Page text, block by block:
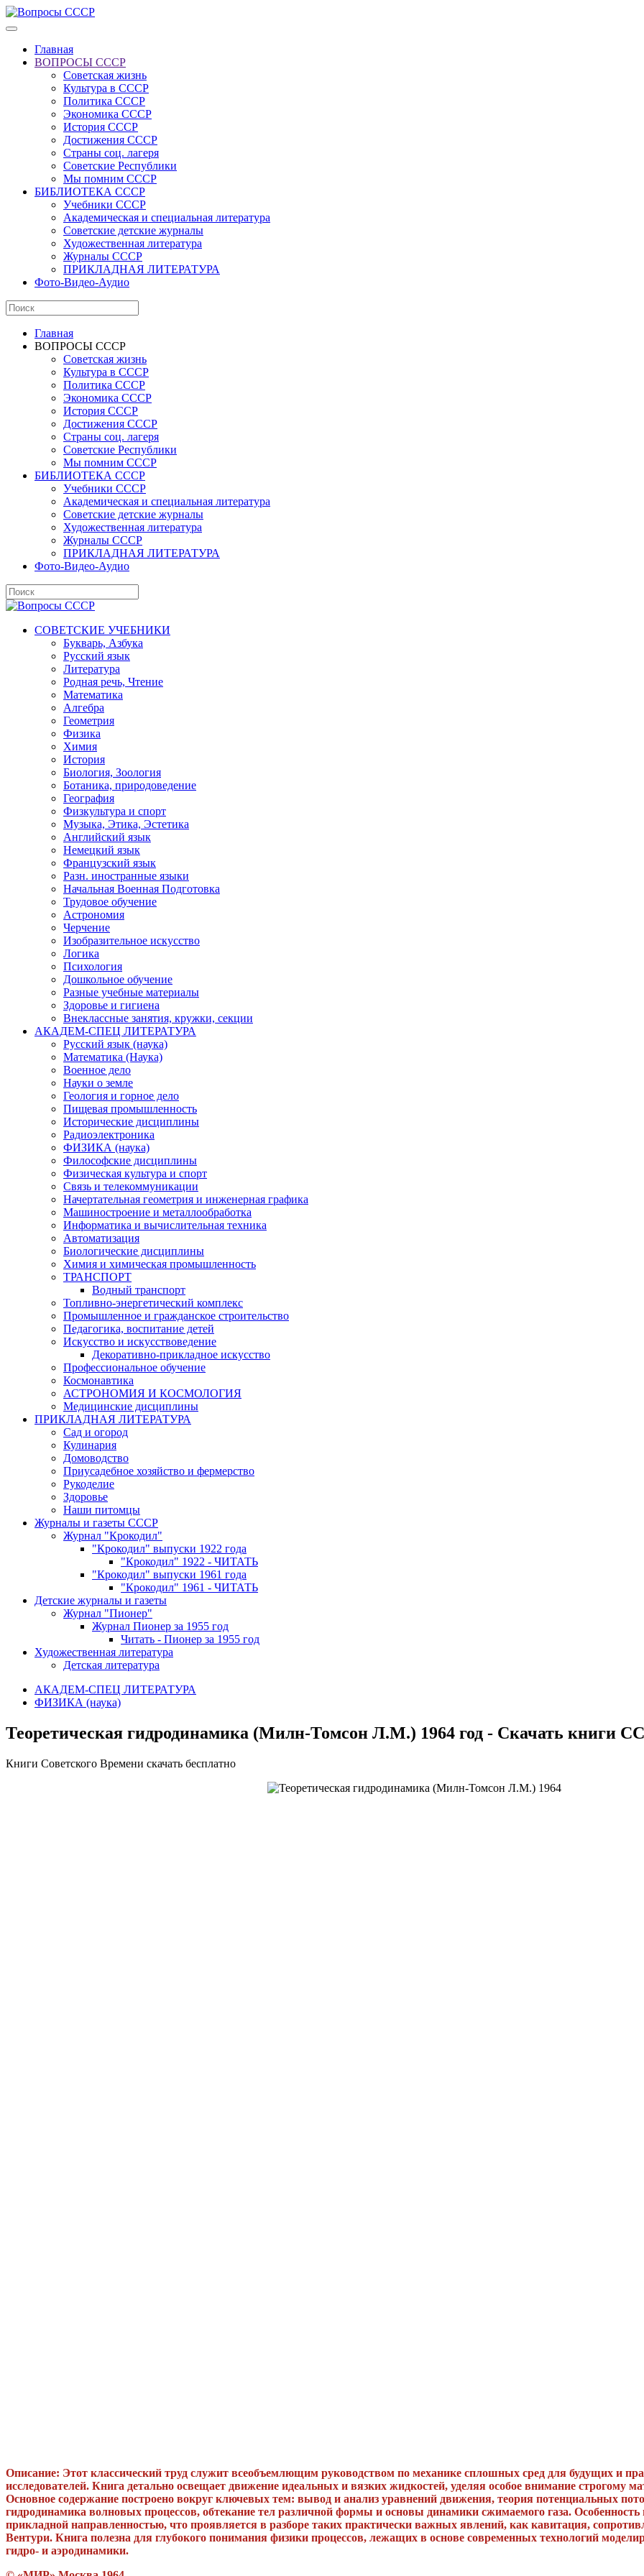
Главная
ВОПРОСЫ СССР
Советская жизнь
Культура в СССР
Политика СССР
Экономика СССР
История СССР
Достижения СССР
Страны соц. лагеря
Советские Республики
Мы помним СССР
БИБЛИОТЕКА СССР
Учебники СССР
Академическая и специальная литература
Советские детские журналы
Художественная литература
Журналы СССР
ПРИКЛАДНАЯ ЛИТЕРАТУРА
Фото-Видео-Аудио
Главная
ВОПРОСЫ СССР
Советская жизнь
Культура в СССР
Политика СССР
Экономика СССР
История СССР
Достижения СССР
Страны соц. лагеря
Советские Республики
Мы помним СССР
БИБЛИОТЕКА СССР
Учебники СССР
Академическая и специальная литература
Советские детские журналы
Художественная литература
Журналы СССР
ПРИКЛАДНАЯ ЛИТЕРАТУРА
Фото-Видео-Аудио
СОВЕТСКИЕ УЧЕБНИКИ
Букварь, Азбука
Русский язык
Литература
Родная речь, Чтение
Математика
Алгебра
Геометрия
Физика
Химия
История
Биология, Зоология
Ботаника, природоведение
География
Физкультура и спорт
Музыка, Этика, Эстетика
Английский язык
Немецкий язык
Французский язык
Разн. иностранные языки
Начальная Военная Подготовка
Трудовое обучение
Астрономия
Черчение
Изобразительное искусство
Логика
Психология
Дошкольное обучение
Разные учебные материалы
Здоровье и гигиена
Внеклассные занятия, кружки, секции
АКАДЕМ-СПЕЦ ЛИТЕРАТУРА
Русский язык (наука)
Математика (Наука)
Военное дело
Науки о земле
Геология и горное дело
Пищевая промышленность
Исторические дисциплины
Радиоэлектроника
ФИЗИКА (наука)
Философские дисциплины
Физическая культура и спорт
Связь и телекоммуникации
Начертательная геометрия и инженерная графика
Машиностроение и металлообработка
Информатика и вычислительная техника
Автоматизация
Биологические дисциплины
Химия и химическая промышленность
ТРАНСПОРТ
Водный транспорт
Топливно-энергетический комплекс
Промышленное и гражданское строительство
Педагогика, воспитание детей
Искусство и искусствоведение
Декоративно-прикладное искусство
Профессиональное обучение
Космонавтика
АСТРОНОМИЯ И КОСМОЛОГИЯ
Медицинские дисциплины
ПРИКЛАДНАЯ ЛИТЕРАТУРА
Сад и огород
Кулинария
Домоводство
Приусадебное хозяйство и фермерство
Рукоделие
Здоровье
Наши питомцы
Журналы и газеты СССР
Журнал "Крокодил"
"Крокодил" выпуски 1922 года
"Крокодил" 1922 - ЧИТАТЬ
"Крокодил" выпуски 1961 года
"Крокодил" 1961 - ЧИТАТЬ
Детские журналы и газеты
Журнал "Пионер"
Журнал Пионер за 1955 год
Читать - Пионер за 1955 год
Художественная литература
Детская литература
АКАДЕМ-СПЕЦ ЛИТЕРАТУРА
ФИЗИКА (наука)
Теоретическая гидродинамика (Милн-Томсон Л.М.) 1964 год - Скачать книги
Книги Советского Времени скачать бесплатно
Описание: Этот классический труд служит всеобъемлющим руководством по механике сплошных сред для будущих и
исследователей. Книга детально освещает движение идеальных и вязких жидкостей, уделяя особое внимание строгому
Основное содержание построено вокруг ключевых тем: вывод и анализ уравнений движения, теория потенциальных
гидродинамика волновых процессов, обтекание тел различной формы и основы динамики сжимаемого газа.
прикладной направленностью, что проявляется в разборе таких практически важных явлений, как кавитация,
Вентури. Книга полезна для глубокого понимания физики процессов, лежащих в основе современных технологий
гидро- и аэродинамики.